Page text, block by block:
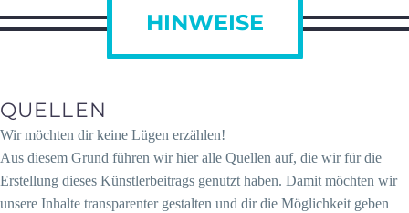
HINWEISE
QUELLEN
Wir möchten dir keine Lügen erzählen!
Aus diesem Grund führen wir hier alle Quellen auf, die wir für die
Erstellung dieses Künstlerbeitrags genutzt haben. Damit möchten wir
unsere Inhalte transparenter gestalten und dir die Möglichkeit geben